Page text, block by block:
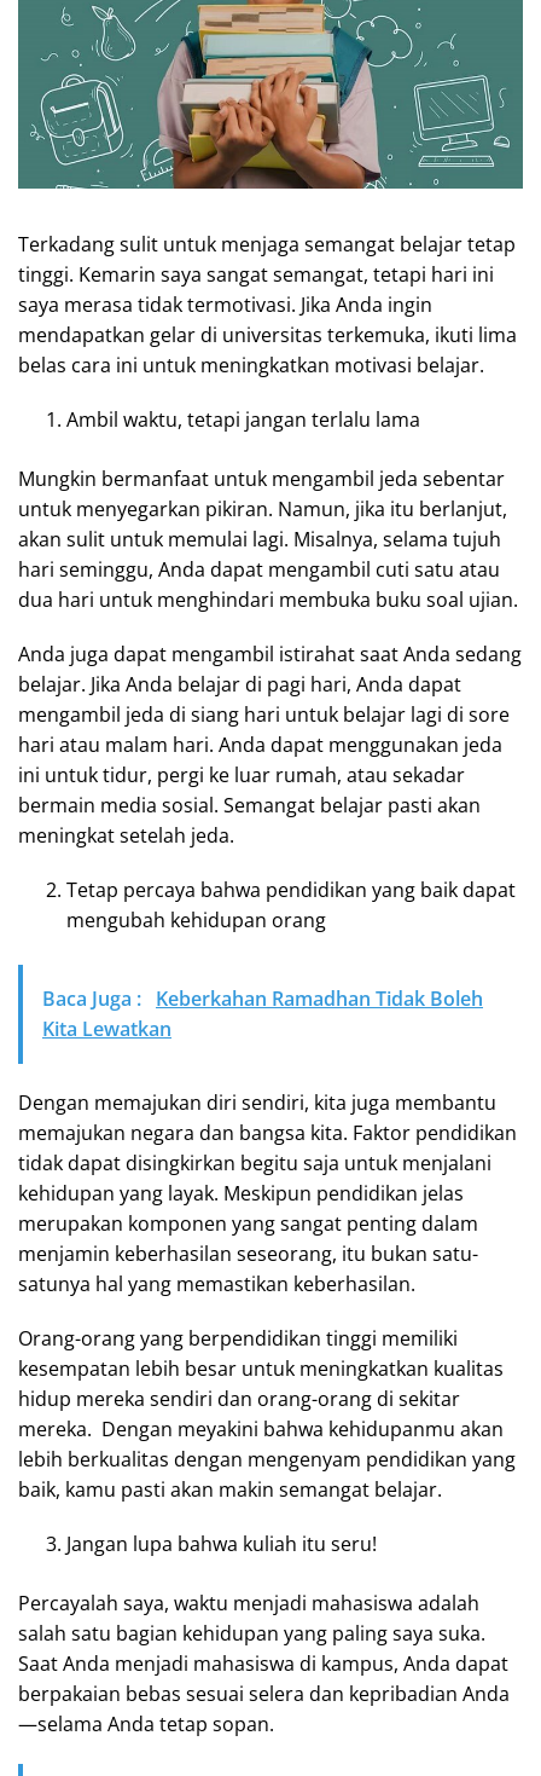
Terkadang sulit untuk menjaga semangat belajar tetap
tinggi. Kemarin saya sangat semangat, tetapi hari ini
saya merasa tidak termotivasi. Jika Anda ingin
mendapatkan gelar di universitas terkemuka, ikuti lima
belas cara ini untuk meningkatkan motivasi belajar.
Ambil waktu, tetapi jangan terlalu lama
Mungkin bermanfaat untuk mengambil jeda sebentar
untuk menyegarkan pikiran. Namun, jika itu berlanjut,
akan sulit untuk memulai lagi. Misalnya, selama tujuh
hari seminggu, Anda dapat mengambil cuti satu atau
dua hari untuk menghindari membuka buku soal ujian.
Anda juga dapat mengambil istirahat saat Anda sedang
belajar. Jika Anda belajar di pagi hari, Anda dapat
mengambil jeda di siang hari untuk belajar lagi di sore
hari atau malam hari. Anda dapat menggunakan jeda
ini untuk tidur, pergi ke luar rumah, atau sekadar
bermain media sosial. Semangat belajar pasti akan
meningkat setelah jeda.
Tetap percaya bahwa pendidikan yang baik dapat
mengubah kehidupan orang
Baca Juga : Keberkahan Ramadhan Tidak Boleh
Kita Lewatkan
Dengan memajukan diri sendiri, kita juga membantu
memajukan negara dan bangsa kita. Faktor pendidikan
tidak dapat disingkirkan begitu saja untuk menjalani
kehidupan yang layak. Meskipun pendidikan jelas
merupakan komponen yang sangat penting dalam
menjamin keberhasilan seseorang, itu bukan satu-
satunya hal yang memastikan keberhasilan.
Orang-orang yang berpendidikan tinggi memiliki
kesempatan lebih besar untuk meningkatkan kualitas
hidup mereka sendiri dan orang-orang di sekitar
mereka. Dengan meyakini bahwa kehidupanmu akan
lebih berkualitas dengan mengenyam pendidikan yang
baik, kamu pasti akan makin semangat belajar.
Jangan lupa bahwa kuliah itu seru!
Percayalah saya, waktu menjadi mahasiswa adalah
salah satu bagian kehidupan yang paling saya suka.
Saat Anda menjadi mahasiswa di kampus, Anda dapat
berpakaian bebas sesuai selera dan kepribadian Anda
—selama Anda tetap sopan.